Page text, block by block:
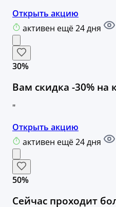
Открыть акцию
активен ещё 24 дня
30%
Вам скидка -30% на
"
Открыть акцию
активен ещё 24 дня
50%
Сейчас проходит